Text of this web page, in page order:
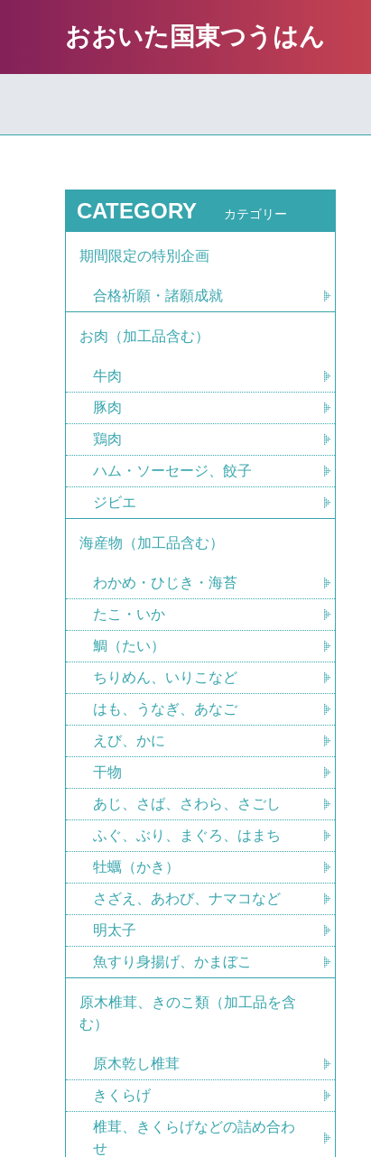
おおいた国東つうはん
CATEGORY カテゴリー
期間限定の特別企画
合格祈願・諸願成就
お肉（加工品含む）
牛肉
豚肉
鶏肉
ハム・ソーセージ、餃子
ジビエ
海産物（加工品含む）
わかめ・ひじき・海苔
たこ・いか
鯛（たい）
ちりめん、いりこなど
はも、うなぎ、あなご
えび、かに
干物
あじ、さば、さわら、さごし
ふぐ、ぶり、まぐろ、はまち
牡蠣（かき）
さざえ、あわび、ナマコなど
明太子
魚すり身揚げ、かまぼこ
原木椎茸、きのこ類（加工品を含
む）
原木乾し椎茸
きくらげ
椎茸、きくらげなどの詰め合わ
せ